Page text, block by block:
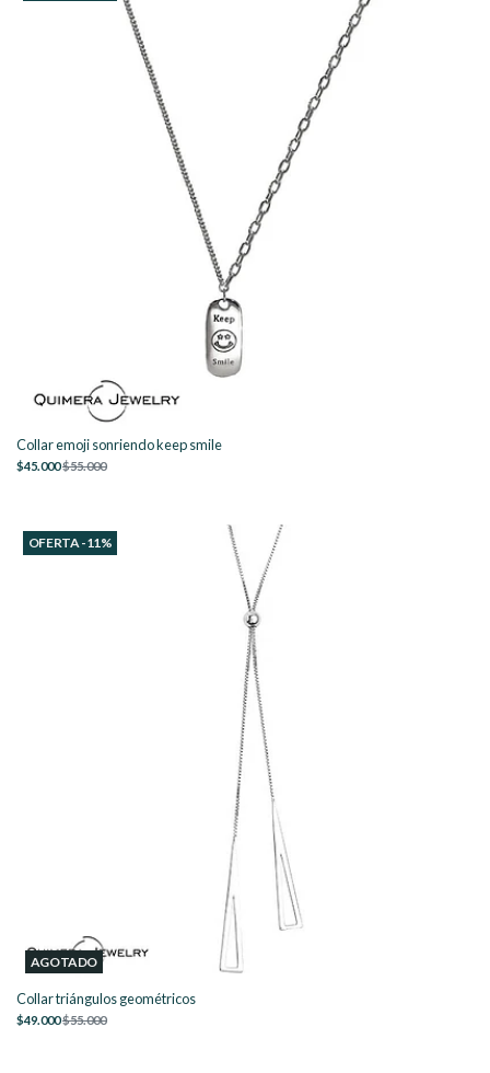
Collar emoji sonriendo keep smile
$45.000$55.000
OFERTA -11%
AGOTADO
Collar triángulos geométricos
$49.000$55.000